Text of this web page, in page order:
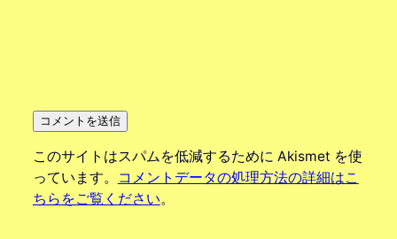
このサイトはスパムを低減するために Akismet を使
っています。
コメントデータの処理方法の詳細はこ
ちらをご覧ください。